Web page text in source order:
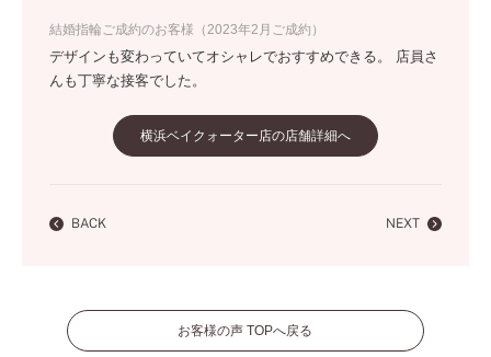
結婚指輪ご成約のお客様（2023年2月ご成約）
デザインも変わっていてオシャレでおすすめできる。 店員さ
んも丁寧な接客でした。
横浜ベイクォーター店の店舗詳細へ
BACK NEXT
お客様の声 TOPへ戻る